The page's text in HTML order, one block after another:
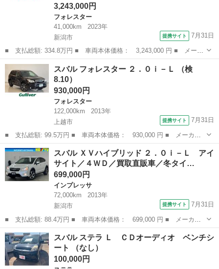
3,243,000円
フォレスター
41,000km
2023年
新潟市
提携サイト 7月31日
■ 支払総額: 334.8万円 ■ 車両本体価格： 3,243,000 円 ■ メーカ
ー名： スバル ■ 車種名： フォレスター ■ グレード名： スポ
ーツ 純正ナビ Ｂｌｕｅｔｏｏｔｈ ＨＤＭＩ フルセグＴＶ デ
ジタルイ...
新潟 新潟市
スバル フォレスター ２．０ｉ－Ｌ （検
8.10）
930,000円
フォレスター
122,000km
2013年
上越市
提携サイト 7月31日
■ 支払総額: 99.5万円 ■ 車両本体価格： 930,000 円 ■ メーカー
名： スバル ■ 車種名： フォレスター ■ グレード名： ２．０
ｉ－Ｌ ■ 排気量： 2000cc ■ ドア枚数： 5D ■ ミッション：...
新潟 上越市 フォレスター
スバル ＸＶハイブリッド ２．０ｉ－Ｌ アイ
サイト／４ＷＤ／買取直販車／冬タイ…
699,000円
インプレッサ
72,000km
2013年
新潟市
提携サイト 7月31日
■ 支払総額: 88.4万円 ■ 車両本体価格： 699,000 円 ■ メーカー
名： スバル ■ 車種名： ＸＶハイブリッド ■ グレード名：
２．０ｉ－Ｌ アイサイト／４ＷＤ／買取直販車／冬タイヤ付き／
寒冷地仕様／レ...
新潟 新潟市
スバル ステラ Ｌ ＣＤオーディオ ベンチシ
ート （なし）
100,000円